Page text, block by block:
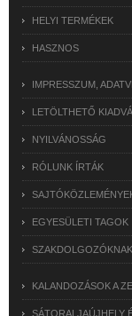
HELYI TERMÉKEK
HASZNOS
IMPRESSZUM,
LETÖLTHETŐ
NYILVÁNOSSÁG
RÓLUNK ÍRTÁK
EGYESÜLETI TAGOK
SZAKDOLGOZÓKNAK
KALANDOZÁSOK A
SÁTORALJAÚJHELY